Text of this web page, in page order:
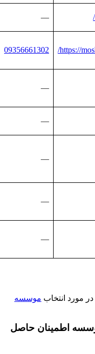
—
https://
09356661302
—
—
—
—
—
مورد انتخاب موسسه
اطمینان حاصل